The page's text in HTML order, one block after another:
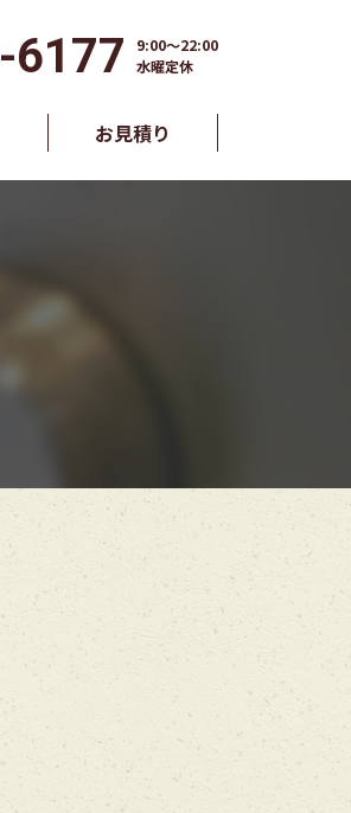
6177
9:00～22:00
水曜定休
お見積り